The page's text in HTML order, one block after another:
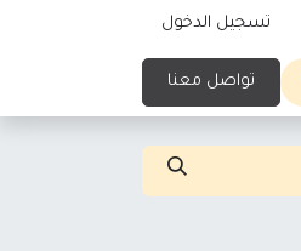
تسجيل الدخول
تواصل معنا